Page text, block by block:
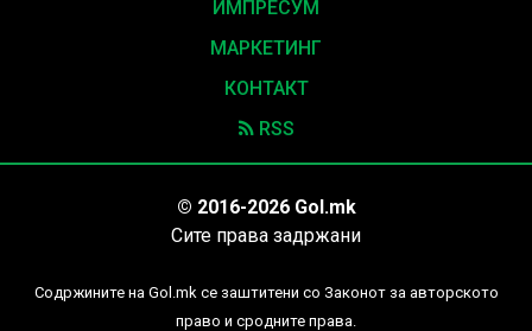
ИМПРЕСУМ
МАРКЕТИНГ
КОНТАКТ
RSS
© 2016-2026 Gol.mk
Сите права задржани
Содржините на Gol.mk се заштитени со Законот за авторското
право и сродните права.